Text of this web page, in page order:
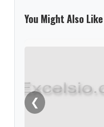
You Might Also Like
❮